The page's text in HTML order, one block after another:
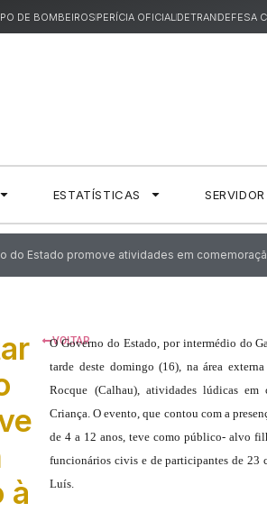
DE BOMBEIROSPERÍCIA OFICIALDETRANDEFESA
ESTATÍSTICAS SERVIDOR
do Estado promove atividades em
à
VOLTAR
O Governo do Estado, por intermédio do
tarde deste domingo (16), na área
Rocque (Calhau), atividades lúdicas em
Criança. O evento, que contou com a
de 4 a 12 anos, teve como público- alvo
funcionários civis e de participantes de 23
Luís.